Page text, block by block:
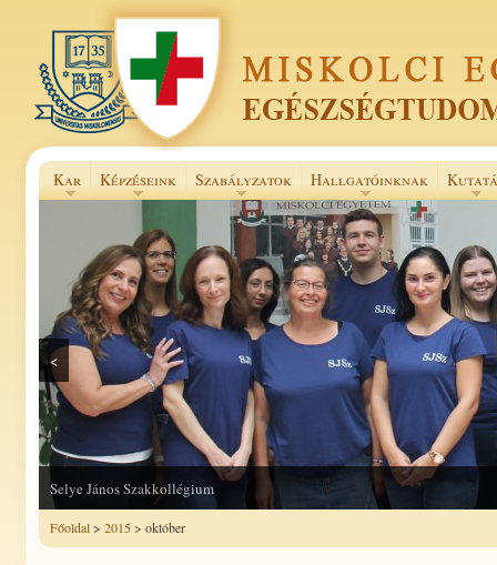
Kar Képzéseink Szabályzatok Hallgatóinknak
Selye János Szakkollégium
<
Főoldal> 2015 > október